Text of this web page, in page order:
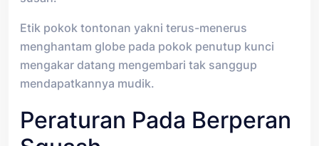
Etik pokok tontonan yakni terus-menerus
menghantam globe pada pokok penutup kunci
mengakar datang mengembari tak sanggup
mendapatkannya mudik.
Peraturan Pada Berperan